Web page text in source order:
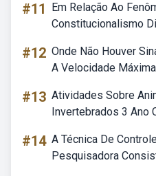
#11
Em Relação Ao
Constitucionalismo
#12 Onde Não Houver
A Velocidade
#13 Atividades Sobre
Invertebrados 3 Ano
#14 A Técnica De
Pesquisadora